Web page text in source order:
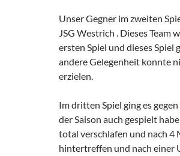
Unser Gegner im zweiten
JSG Westrich . Dieses Team
ersten Spiel und dieses Spiel
andere Gelegenheit konnte
erzielen.
Im dritten Spiel ging es
der Saison auch gespielt
total verschlafen und nach 4
hintertreffen und nach einer